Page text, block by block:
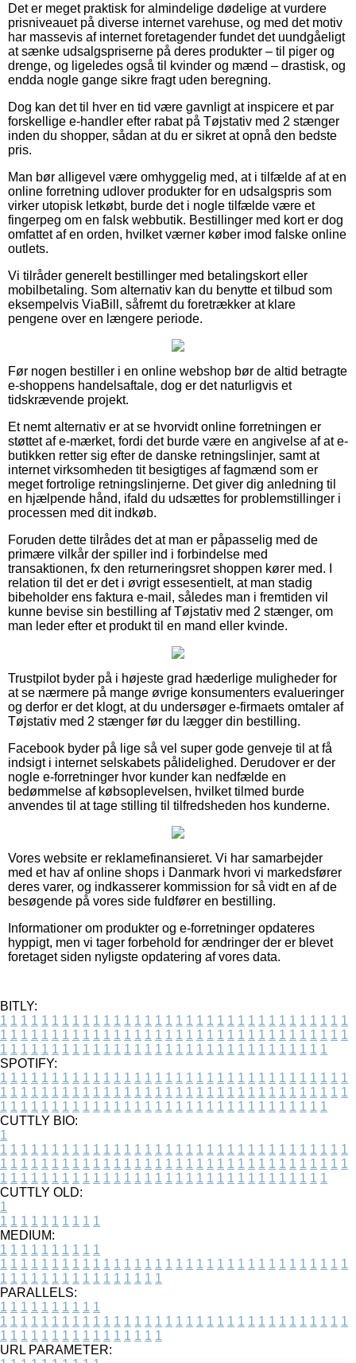
Det er meget praktisk for almindelige dødelige at vurdere
prisniveauet på diverse internet varehuse, og med det motiv
har massevis af internet foretagender fundet det uundgåeligt
at sænke udsalgspriserne på deres produkter – til piger og
drenge, og ligeledes også til kvinder og mænd – drastisk, og
endda nogle gange sikre fragt uden beregning.
Dog kan det til hver en tid være gavnligt at inspicere et par
forskellige e-handler efter rabat på Tøjstativ med 2 stænger
inden du shopper, sådan at du er sikret at opnå den bedste
pris.
Man bør alligevel være omhyggelig med, at i tilfælde af at en
online forretning udlover produkter for en udsalgspris som
virker utopisk letkøbt, burde det i nogle tilfælde være et
fingerpeg om en falsk webbutik. Bestillinger med kort er dog
omfattet af en orden, hvilket værner køber imod falske online
outlets.
Vi tilråder generelt bestillinger med betalingskort eller
mobilbetaling. Som alternativ kan du benytte et tilbud som
eksempelvis ViaBill, såfremt du foretrækker at klare
pengene over en længere periode.
Før nogen bestiller i en online webshop bør de altid betragte
e-shoppens handelsaftale, dog er det naturligvis et
tidskrævende projekt.
Et nemt alternativ er at se hvorvidt online forretningen er
støttet af e-mærket, fordi det burde være en angivelse af at e-
butikken retter sig efter de danske retningslinjer, samt at
internet virksomheden tit besigtiges af fagmænd som er
meget fortrolige retningslinjerne. Det giver dig anledning til
en hjælpende hånd, ifald du udsættes for problemstillinger i
processen med dit indkøb.
Foruden dette tilrådes det at man er påpasselig med de
primære vilkår der spiller ind i forbindelse med
transaktionen, fx den returneringsret shoppen kører med. I
relation til det er det i øvrigt essesentielt, at man stadig
bibeholder ens faktura e-mail, således man i fremtiden vil
kunne bevise sin bestilling af Tøjstativ med 2 stænger, om
man leder efter et produkt til en mand eller kvinde.
Trustpilot byder på i højeste grad hæderlige muligheder for
at se nærmere på mange øvrige konsumenters evalueringer
og derfor er det klogt, at du undersøger e-firmaets omtaler af
Tøjstativ med 2 stænger før du lægger din bestilling.
Facebook byder på lige så vel super gode genveje til at få
indsigt i internet selskabets pålidelighed. Derudover er der
nogle e-forretninger hvor kunder kan nedfælde en
bedømmelse af købsoplevelsen, hvilket tilmed burde
anvendes til at tage stilling til tilfredsheden hos kunderne.
Vores website er reklamefinansieret. Vi har samarbejder
med et hav af online shops i Danmark hvori vi markedsfører
deres varer, og indkasserer kommission for så vidt en af de
besøgende på vores side fuldfører en bestilling.
Informationer om produkter og e-forretninger opdateres
hyppigt, men vi tager forbehold for ændringer der er blevet
foretaget siden nyligste opdatering af vores data.
BITLY:
1 1 1 1 1 1 1 1 1 1 1 1 1 1 1 1 1 1 1 1 1 1 1 1 1 1 1 1 1 1 1 1 1 1
1 1 1 1 1 1 1 1 1 1 1 1 1 1 1 1 1 1 1 1 1 1 1 1 1 1 1 1 1 1 1 1 1 1
1 1 1 1 1 1 1 1 1 1 1 1 1 1 1 1 1 1 1 1 1 1 1 1 1 1 1 1 1 1 1 1
SPOTIFY:
1 1 1 1 1 1 1 1 1 1 1 1 1 1 1 1 1 1 1 1 1 1 1 1 1 1 1 1 1 1 1 1 1 1
1 1 1 1 1 1 1 1 1 1 1 1 1 1 1 1 1 1 1 1 1 1 1 1 1 1 1 1 1 1 1 1 1 1
1 1 1 1 1 1 1 1 1 1 1 1 1 1 1 1 1 1 1 1 1 1 1 1 1 1 1 1 1 1 1 1
CUTTLY BIO:
1
1 1 1 1 1 1 1 1 1 1 1 1 1 1 1 1 1 1 1 1 1 1 1 1 1 1 1 1 1 1 1 1 1 1
1 1 1 1 1 1 1 1 1 1 1 1 1 1 1 1 1 1 1 1 1 1 1 1 1 1 1 1 1 1 1 1 1 1
1 1 1 1 1 1 1 1 1 1 1 1 1 1 1 1 1 1 1 1 1 1 1 1 1 1 1 1 1 1 1 1
CUTTLY OLD:
1
1 1 1 1 1 1 1 1 1 1
MEDIUM:
1 1 1 1 1 1 1 1 1 1
1 1 1 1 1 1 1 1 1 1 1 1 1 1 1 1 1 1 1 1 1 1 1 1 1 1 1 1 1 1 1 1 1 1
1 1 1 1 1 1 1 1 1 1 1 1 1 1 1 1
PARALLELS:
1 1 1 1 1 1 1 1 1 1
1 1 1 1 1 1 1 1 1 1 1 1 1 1 1 1 1 1 1 1 1 1 1 1 1 1 1 1 1 1 1 1 1 1
1 1 1 1 1 1 1 1 1 1 1 1 1 1 1 1
URL PARAMETER: